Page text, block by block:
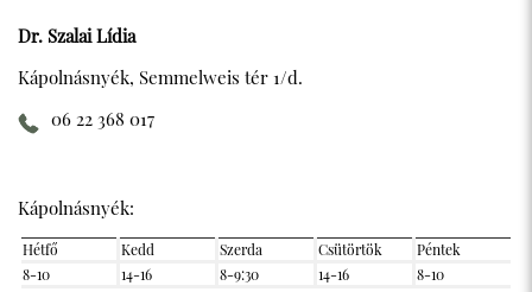
Dr. Szalai Lídia
Kápolnásnyék, Semmelweis tér 1/d.
06 22 368 017
Kápolnásnyék:
Hétfő Kedd Szerda Csütörtök
Péntek
8-10
14-16 8-9:30 14-16 8-10